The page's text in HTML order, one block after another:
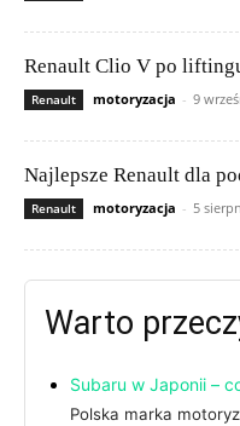
Renault Clio V po
Renault motoryzacja - 9
Najlepsze Renault dla
Renault motoryzacja - 5
Warto
Subaru w Japonii –
Polska marka